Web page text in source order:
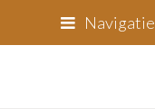
Navigatie